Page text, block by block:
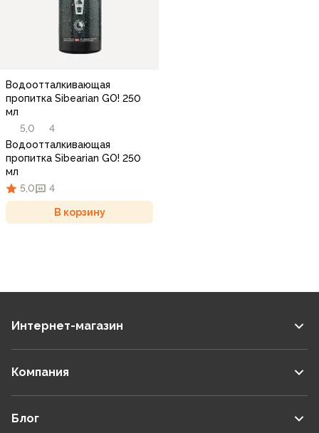
Водоотталкивающая
пропитка Sibearian GO! 250
мл
5,0
4
Водоотталкивающая
пропитка Sibearian GO! 250
мл
5,0
4
В корзину
Интернет-магазин
Компания
Блог